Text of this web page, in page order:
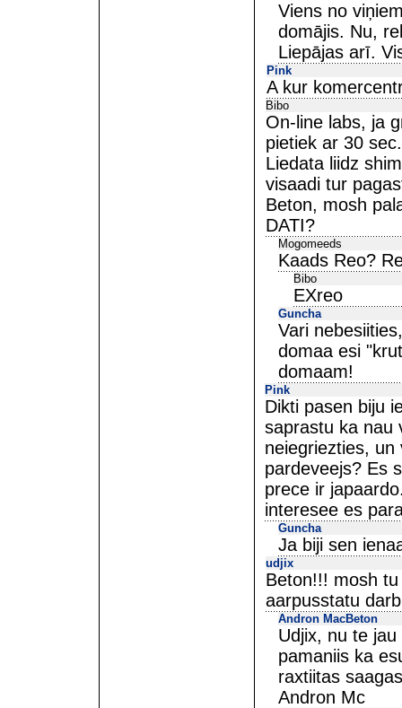
Viens no
domājis. Nu,
Liepājas arī.
Pink
A kur
Bibo
On-line labs, ja
pietiek ar 30
Liedata liidz
visaadi tur
Beton, mosh
DATI?
Mogomeeds
Kaads Reo?
Bibo
EXreo
Guncha
Vari
domaa esi
domaam!
Pink
Dikti pasen biju
saprastu ka nau
neiegriezties, un
pardeveejs? Es
prece ir
interesee es
Guncha
Ja biji sen
udjix
Beton!!! mosh
aarpusstatu
Andron MacBeton
Udjix, nu te
pamaniis ka
raxtiitas
Andron Mc